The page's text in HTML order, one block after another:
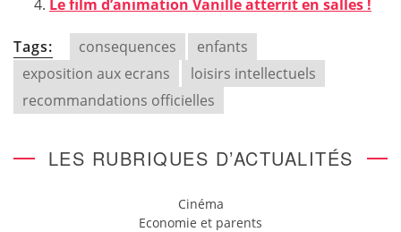
Le film d’animation Vanille atterrit en salles !
Tags: consequences
enfants
exposition aux ecrans
loisirs intellectuels
recommandations officielles
LES RUBRIQUES D’ACTUALITÉS
Cinéma
Economie et parents